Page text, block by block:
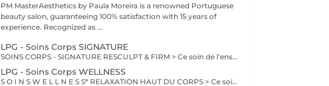
PM MasterAesthetics by Paula Moreira is a renowned Portuguese
beauty salon, guaranteeing 100% satisfaction with 15 years of
experience. Recognized as ...
LPG - Soins Corps SIGNATURE
SOINS CORPS - SIGNATURE RESCULPT & FIRM > Ce soin de l'ensemble du corps raffermit la peau et redonne du galbe aux courbes pour retrouver une silhouette resculptée et plus ferme tout en procurant un grand moment de bien-être. CELLULITE LISSANT > Ce soin ciblé déstocke les graisses localisées, défibrose et assouplit les tissus pour traiter efficacement la cellulite adipeuse et fibreuse tout en procurant un grand moment de bien-être. DÉCOUVERTE Ce soin propose une introduction à la technique endermologie® afin de découvrir le potentiel des différentes stimulations cellulaires et les sensations uniques qu'elles procurent. BILAN PERSONNALISÉ Tout programme de soin endermologie® corps commence par un bilan ultra-précis, avec l'application professionnelle ENDERMOLINK. Il se déroule en trois étapes clés : 1. Décryptage de votre mode de vie. 2. Analyse pointue de l'état de votre peau. 3. Création de votre programme sur-mesure.
LPG - Soins Corps WELLNESS
S O I N S W E L L N E S S* RELAXATION HAUT DU CORPS > Ce soin favorise un relâchement profond des tensions dans le dos, la nuque, les épaules et le cuir chevelu pour apporter une relaxation complète et une sensation de bien-être global revitalisante. DÉTOX DRAINANT > Ce soin active les échanges circulatoires pour agir sur la rétention d'eau et éliminer les toxines, offrant un effet dynamisant et une sensation de légèreté aux jambes. VITALITÉ STRESS SOMMEIL > Ce soin de l'ensemble du corps diminue le stress, augmente la vitalité et améliore la qualité du sommeil pour apporter un mieux-être global tout en renforçant les défenses naturelles. RECUP DEEP TISSUE > En agissant sur les tissus profonds, ce soin soulage les tensions musculaires et favorise une meilleure récupération sportive en diminuant les courbatures. INTENSE WELLNESS > Ce soin de l'ensemble du corps détend les zones de tensions musculaires et favorise un lâcher prise total, offrant ainsi une relaxation profonde et une sensation de bien-être intensifi ée.